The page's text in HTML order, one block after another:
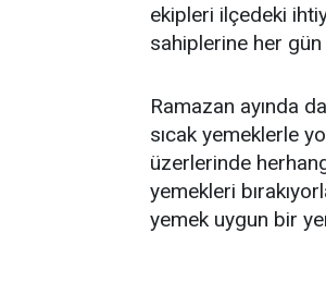
ekipleri ilçedeki
sahiplerine her gün
Ramazan ayında
sıcak yemeklerle
üzerlerinde
yemekleri
yemek uygun bir